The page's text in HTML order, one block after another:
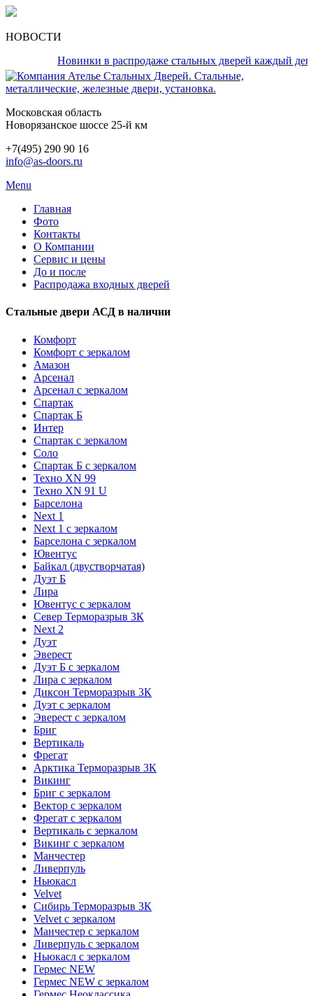
НОВОСТИ
Новинки в распродаже стальных дверей каждый день!
Московская область
Новорязанское шоссе 25-й км
+7(495) 290 90 16
info@as-doors.ru
Menu
Главная
Фото
Контакты
О Компании
Сервис и цены
До и после
Распродажа входных дверей
Стальные двери АСД в наличии
Комфорт
Комфорт с зеркалом
Амазон
Арсенал
Арсенал с зеркалом
Спартак
Спартак Б
Интер
Спартак с зеркалом
Соло
Спартак Б с зеркалом
Техно XN 99
Техно XN 91 U
Барселона
Next 1
Next 1 с зеркалом
Барселона с зеркалом
Ювентус
Байкал (двустворчатая)
Дуэт Б
Лира
Ювентус с зеркалом
Север Терморазрыв 3К
Next 2
Дуэт
Эверест
Дуэт Б с зеркалом
Лира с зеркалом
Диксон Терморазрыв 3К
Дуэт с зеркалом
Эверест с зеркалом
Бриг
Вертикаль
Фрегат
Арктика Терморазрыв 3К
Викинг
Бриг с зеркалом
Вектор с зеркалом
Фрегат с зеркалом
Вертикаль с зеркалом
Викинг с зеркалом
Манчестер
Ливерпуль
Ньюкасл
Velvet
Сибирь Терморазрыв 3К
Velvet с зеркалом
Манчестер с зеркалом
Ливерпуль с зеркалом
Ньюкасл с зеркалом
Гермес NEW
Гермес NEW с зеркалом